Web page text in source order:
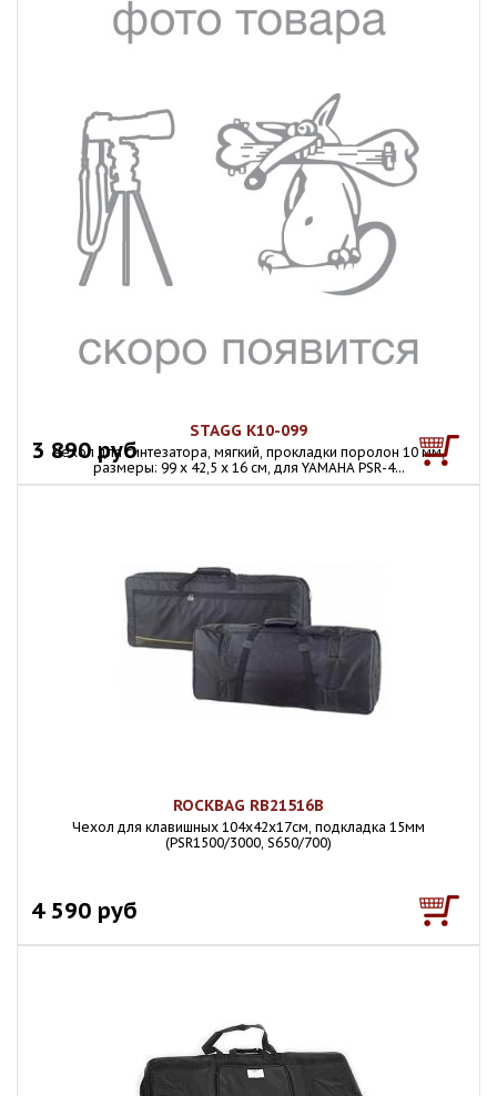
STAGG K10-099
Чехол для синтезатора, мягкий, прокладки поролон 10 мм,
размеры: 99 х 42,5 х 16 см, для YAMAHA PSR-4...
3 890 руб
ROCKBAG RB21516B
Чехол для клавишных 104х42х17см, подкладка 15мм
(PSR1500/3000, S650/700)
4 590 руб